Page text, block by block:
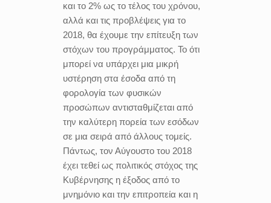
και το 2% ως το τέλος του χρόνου,
αλλά και τις προβλέψεις για το
2018, θα έχουμε την επίτευξη των
στόχων του προγράμματος. Το ότι
μπορεί να υπάρχει μια μικρή
υστέρηση στα έσοδα από τη
φορολογία των φυσικών
προσώπων αντισταθμίζεται από
την καλύτερη πορεία των εσόδων
σε μια σειρά από άλλους τομείς.
Πάντως, τον Αύγουστο του 2018
έχει τεθεί ως πολιτικός στόχος της
Κυβέρνησης η έξοδος από το
μνημόνιο και την επιτροπεία και η